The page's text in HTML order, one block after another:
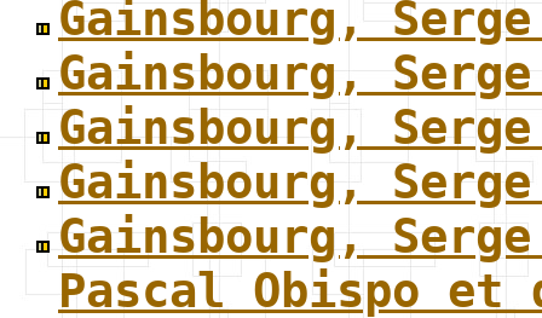
Gainsbourg,
Gainsbourg,
Gainsbourg,
Gainsbourg,
Gainsbourg,
Pascal Obispo